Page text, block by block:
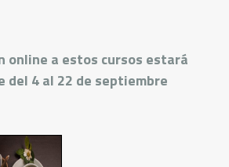
online a estos cursos estará
del 4 al 22 de septiembre